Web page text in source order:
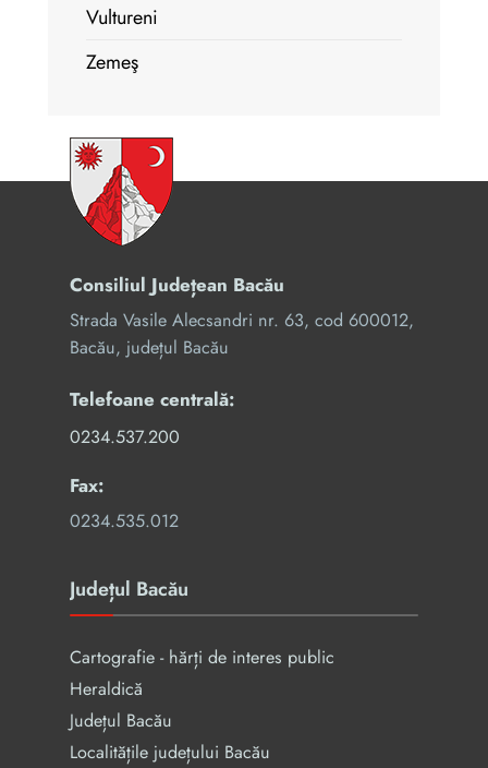
Vultureni
Zemeş
Consiliul Județean Bacău
Strada Vasile Alecsandri nr. 63, cod 600012,
Bacău, județul Bacău
Telefoane centrală:
0234.537.200
Fax:
0234.535.012
Județul Bacău
Cartografie - hărți de interes public
Heraldică
Județul Bacău
Localitățile județului Bacău